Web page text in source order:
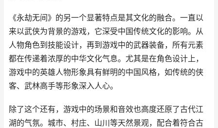
《永劫无间》的另一个显著特点是其文化的融合。一直以
来以武侠为背景的游戏，它深受中国传统文化的影响。从
人物角色到技能设计，再到游戏中的武器装备，所有元素
都在传递着浓厚的中华文化气息。尤其是在角色设计上，
游戏中的英雄人物形象具有鲜明的中国风格，如传统的侠
客、武林高手等形象深入人心。
除了这个还有，游戏中的场景和音效也高度还原了古代江
湖的气氛。城市、村庄、山川等天然景观，配合着符合古